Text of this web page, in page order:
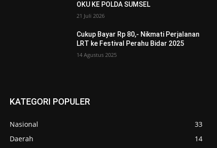
OKU KE POLDA SUMSEL
21 Juli 2026
Cukup Bayar Rp 80,- Nikmati Perjalanan
LRT ke Festival Perahu Bidar 2025
14 Agustus 2025
KATEGORI POPULER
Nasional
33
Daerah
14